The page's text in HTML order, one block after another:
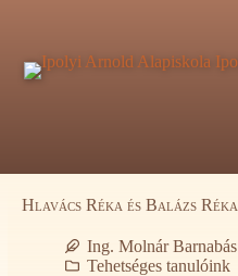
Hlavács Réka és Balázs Réka
Ing. Molnár Barnabás
Tehetséges tanulóink